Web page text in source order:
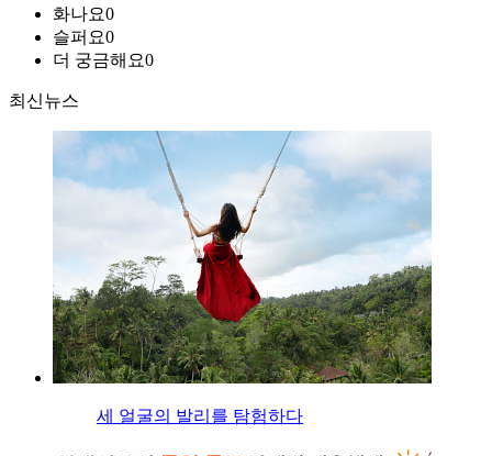
화나요0
슬퍼요0
더 궁금해요0
최신뉴스
세 얼굴의 발리를 탐험하다